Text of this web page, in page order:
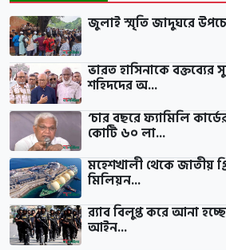
জুলাই স্মৃতি জাদুঘরে
ভারত হাসিনাকে
শহিদদের অ...
‘চার বছরে ফ্যামিলি
কোটি ৬০ লা...
মহেশখালী থেকে জাতীয়
মিলিয়ন...
র‍্যাব বিলুপ্ত করে আনা
আইন...